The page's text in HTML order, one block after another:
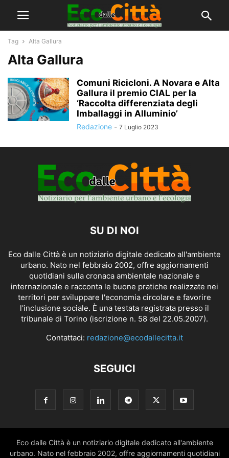
Tag Alta Gallura
Alta Gallura
Comuni Ricicloni. A Novara e Alta
Gallura il premio CIAL per la
‘Raccolta differenziata degli
Imballaggi in Alluminio’
Redazione - 7 Luglio 2023
SU DI NOI
Eco dalle Città è un notiziario digitale dedicato all'ambiente
urbano. Nato nel febbraio 2002, offre aggiornamenti
quotidiani sulla cronaca ambientale nazionale e
internazionale e racconta le buone pratiche realizzate nei
territori per sviluppare l'economia circolare e favorire
l'inclusione sociale. È una testata registrata presso il
tribunale di Torino (iscrizione n. 58 del 22.05.2007).
Contattaci: redazione@ecodallecitta.it
SEGUICI
Eco dalle Città è un notiziario digitale dedicato all'ambiente
urbano. Nato nel febbraio 2002, offre aggiornamenti quotidiani